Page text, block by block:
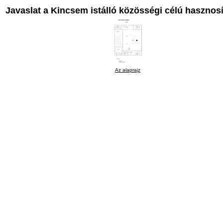
Javaslat a Kincsem istálló közösségi célú
Az alaprajz